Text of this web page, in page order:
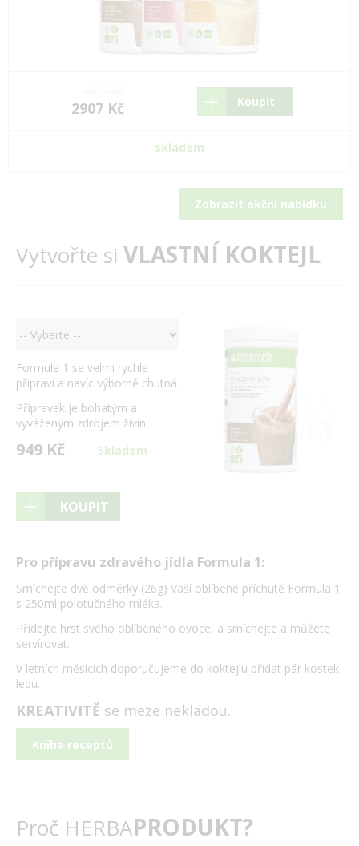
2907 Kč Koupit
skladem
Zobrazit akční nabídku
Vytvořte si VLASTNÍ KOKTEJL
Formule 1 se velmi rychle
připraví a navíc výborně chutná.
Přípravek je bohatým a
vyváženým zdrojem živin.
949 Kč Skladem
KOUPIT
Pro přípravu zdravého jídla Formula 1:
Smíchejte dvě odměrky (26g) Vaší oblíbené příchutě Formula 1
s 250ml polotučného mléka.
Přidejte hrst svého oblíbeného ovoce, a smíchejte a můžete
servírovat.
V letních měsících doporučujeme do koktejlu přidat pár kostek
ledu.
KREATIVITĚ se meze nekladou.
Kniha receptů
Proč HERBAPRODUKT?